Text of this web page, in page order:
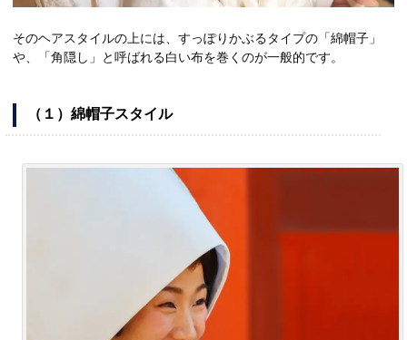
そのヘアスタイルの上には、すっぽりかぶるタイプの「綿帽子」
や、「角隠し」と呼ばれる白い布を巻くのが一般的です。
（１）綿帽子スタイル